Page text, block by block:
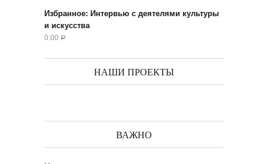
Избранное: Интервью с деятелями культуры
и искусства
0.00 Р
НАШИ ПРОЕКТЫ
ВАЖНО